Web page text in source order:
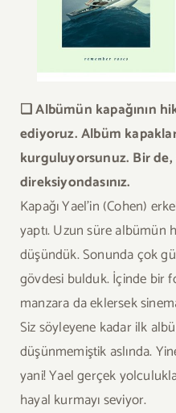
❏ Albümün kapağının
ediyoruz. Albüm
kurguluyorsunuz. Bir
direksiyondasınız.
Kapağı Yael’in (Cohen)
yaptı. Uzun süre albümün
düşündük. Sonunda çok
gövdesi bulduk. İçinde bir
manzara da eklersek
Siz söyleyene kadar ilk
düşünmemiştik aslında.
yani! Yael gerçek
hayal kurmayı seviyor.